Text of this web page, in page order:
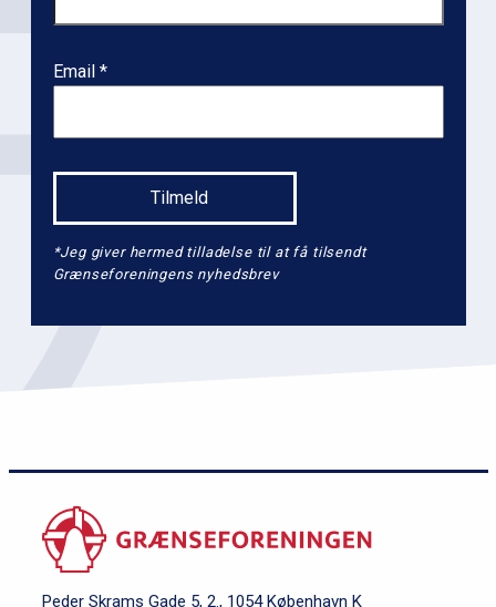
Email
*Jeg giver hermed tilladelse til at få tilsendt
Grænseforeningens nyhedsbrev
Peder Skrams Gade 5, 2., 1054 København K